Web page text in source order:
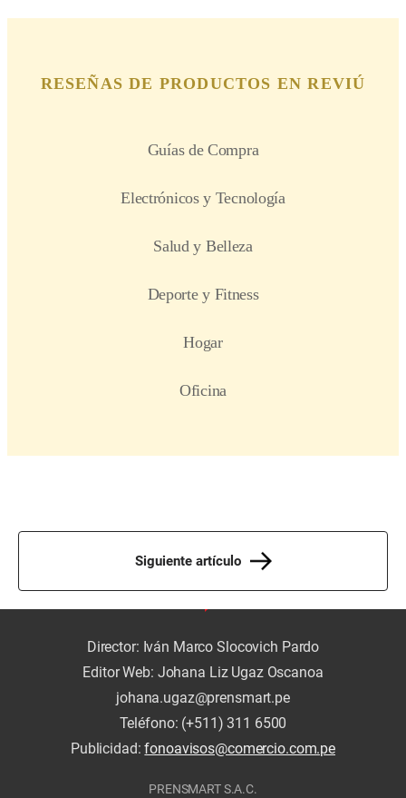
Siguiente artículo
Director: Iván Marco Slocovich Pardo
Editor Web: Johana Liz Ugaz Oscanoa
johana.ugaz@prensmart.pe
Teléfono: (+511) 311 6500
Publicidad:fonoavisos@comercio.com.pe
PRENSMART S.A.C.